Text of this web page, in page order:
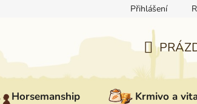
Reklamace Doprava
Přihlášení
KOŠÍK
Horsemanship Krmivo a